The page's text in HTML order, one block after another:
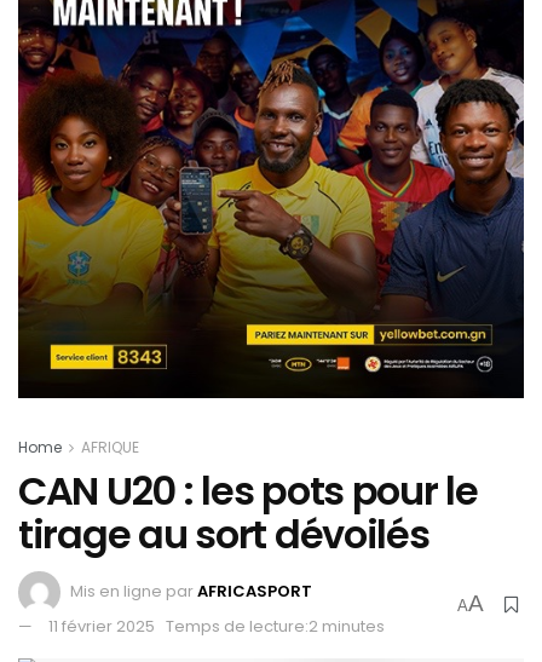
Home AFRIQUE
CAN U20 : les pots pour le
tirage au sort dévoilés
Mis en ligne parAFRICASPORT
11 février 2025 Temps de lecture:2 minutes
AA